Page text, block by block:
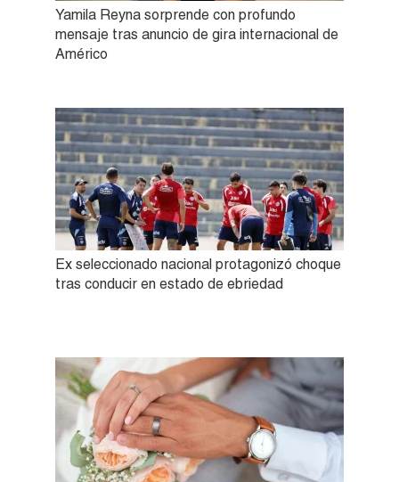
Yamila Reyna sorprende con profundo
mensaje tras anuncio de gira internacional de
Américo
Ex seleccionado nacional protagonizó choque
tras conducir en estado de ebriedad